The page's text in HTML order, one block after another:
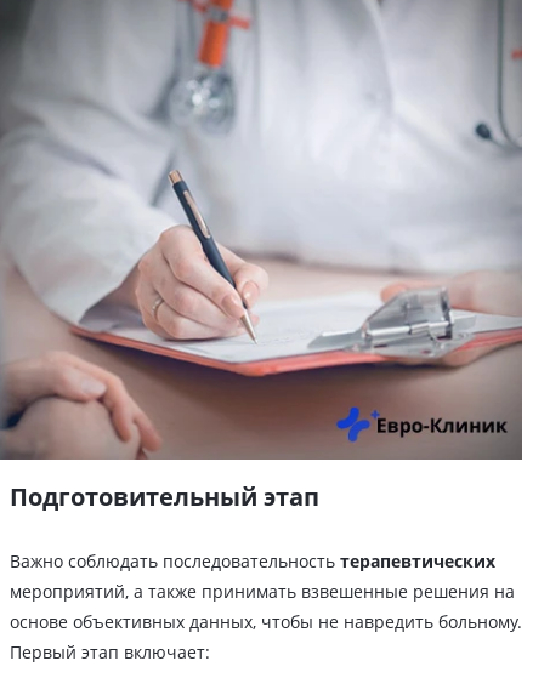
Подготовительный этап
Важно соблюдать последовательность терапевтических
мероприятий, а также принимать взвешенные решения на
основе объективных данных, чтобы не навредить больному.
Первый этап включает: